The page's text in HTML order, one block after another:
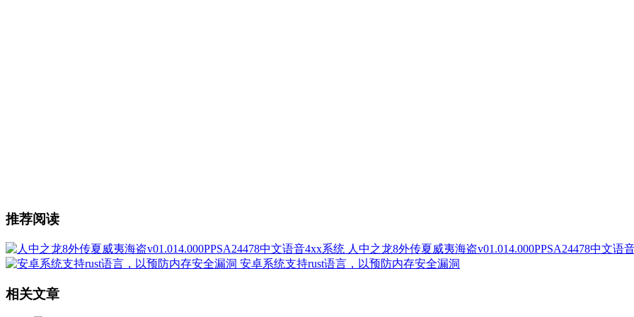
推荐阅读
人中之龙8外传夏威夷海盗v01.014.000PPSA24478中文语
安卓系统支持rust语言，以预防内存安全漏洞
相关文章